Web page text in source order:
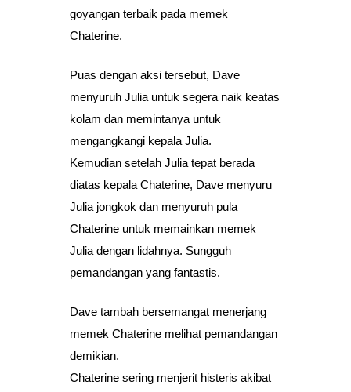
goyangan terbaik pada memek
Chaterine.
Puas dengan aksi tersebut, Dave
menyuruh Julia untuk segera naik keatas
kolam dan memintanya untuk
mengangkangi kepala Julia.
Kemudian setelah Julia tepat berada
diatas kepala Chaterine, Dave menyuru
Julia jongkok dan menyuruh pula
Chaterine untuk memainkan memek
Julia dengan lidahnya. Sungguh
pemandangan yang fantastis.
Dave tambah bersemangat menerjang
memek Chaterine melihat pemandangan
demikian.
Chaterine sering menjerit histeris akibat